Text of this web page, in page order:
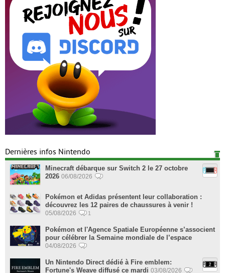
Dernières infos Nintendo
Minecraft débarque sur Switch 2 le 27 octobre
2026 06/08/2026
Pokémon et Adidas présentent leur collaboration :
découvrez les 12 paires de chaussures à venir !
05/08/2026 1
Pokémon et l'Agence Spatiale Européenne s’associent
pour célébrer la Semaine mondiale de l’espace
04/08/2026
Un Nintendo Direct dédié à Fire emblem:
Fortune's Weave diffusé ce mardi 03/08/2026